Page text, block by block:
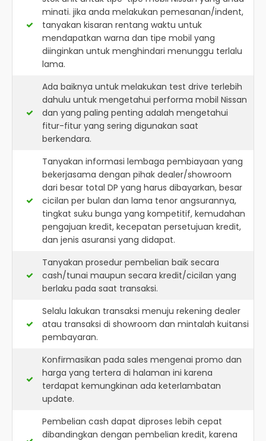
minati. jika anda melakukan pemesanan/indent,
tanyakan kisaran rentang waktu untuk
mendapatkan warna dan tipe mobil yang
diinginkan untuk menghindari menunggu terlalu
lama.
Ada baiknya untuk melakukan test drive terlebih
dahulu untuk mengetahui performa mobil Nissan
dan yang paling penting adalah mengetahui
fitur-fitur yang sering digunakan saat
berkendara.
Tanyakan informasi lembaga pembiayaan yang
bekerjasama dengan pihak dealer/showroom
dari besar total DP yang harus dibayarkan, besar
cicilan per bulan dan lama tenor angsurannya,
tingkat suku bunga yang kompetitif, kemudahan
pengajuan kredit, kecepatan persetujuan kredit,
dan jenis asuransi yang didapat.
Tanyakan prosedur pembelian baik secara
cash/tunai maupun secara kredit/cicilan yang
berlaku pada saat transaksi.
Selalu lakukan transaksi menuju rekening dealer
atau transaksi di showroom dan mintalah kuitansi
pembayaran.
Konfirmasikan pada sales mengenai promo dan
harga yang tertera di halaman ini karena
terdapat kemungkinan ada keterlambatan
update.
Pembelian cash dapat diproses lebih cepat
dibandingkan dengan pembelian kredit, karena